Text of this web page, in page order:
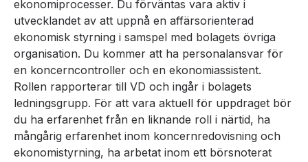
ekonomiprocesser. Du förväntas vara aktiv i
utvecklandet av att uppnå en affärsorienterad
ekonomisk styrning i samspel med bolagets övriga
organisation. Du kommer att ha personalansvar för
en koncerncontroller och en ekonomiassistent.
Rollen rapporterar till VD och ingår i bolagets
ledningsgrupp. För att vara aktuell för uppdraget bör
du ha erfarenhet från en liknande roll i närtid, ha
mångårig erfarenhet inom koncernredovisning och
ekonomistyrning, ha arbetat inom ett börsnoterat